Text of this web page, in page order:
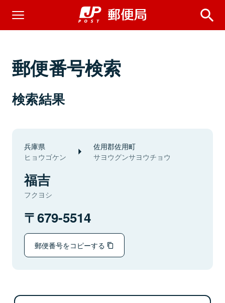
郵便番号検索
検索結果
兵庫県
ヒョウゴケン
佐用郡佐用町
サヨウグンサヨウチョウ
福吉
フクヨシ
679-5514
郵便番号をコピーする